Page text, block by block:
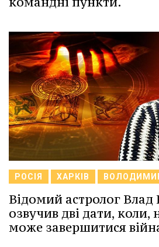
РОСІЯ ХАРКІВ
Відомий астролог Влад
озвучив дві дати, коли,
може завершитися